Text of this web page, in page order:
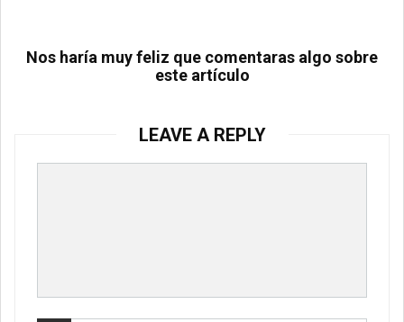
Nos haría muy feliz que comentaras algo sobre
este artículo
LEAVE A REPLY